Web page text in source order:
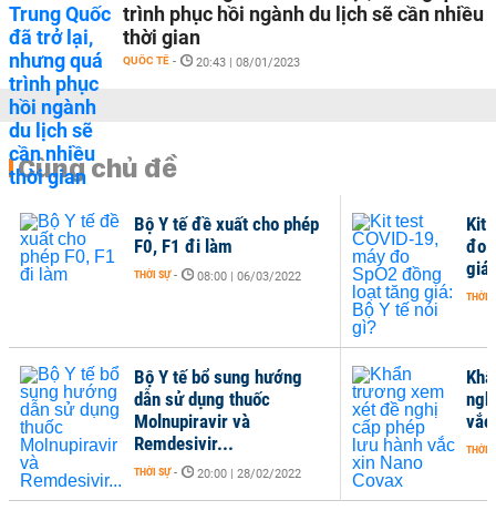
trình phục hồi ngành du lịch sẽ cần nhiều
thời gian
QUỐC TẾ - 20:43 | 08/01/2023
Cùng chủ đề
vắc
THỜI
Bộ Y tế đề xuất cho phép
F0, F1 đi làm
THỜI SỰ - 08:00 | 06/03/2022
Bộ Y tế bổ sung hướng
dẫn sử dụng thuốc
Molnupiravir và
Remdesivir...
THỜI SỰ - 20:00 | 28/02/2022
Kit
đo
THỜI